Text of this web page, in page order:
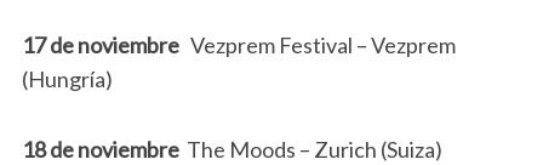
17 de noviembreVezprem Festival – Vezprem
(Hungría)
18 de noviembreThe Moods – Zurich (Suiza)